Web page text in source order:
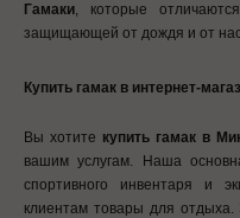
Гамаки, которые
защищающей от дождя и от
Купить гамак в интернет-
Вы хотите купить гамак в
вашим услугам. Наша
спортивного инвентаря и
клиентам товары для отдыха.